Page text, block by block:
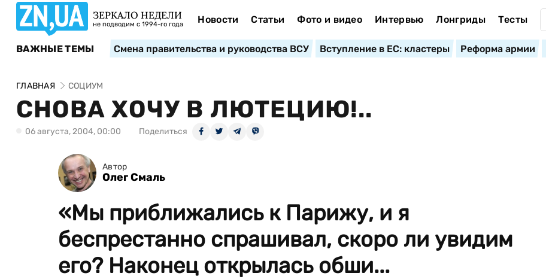
ЗЕРКАЛО НЕДЕЛИ
не подводим с 1994-го года Новости Статьи Фото и видео Интервью Лонгриды Тесты
ВАЖНЫЕ ТЕМЫ Смена правительства и руководства ВСУ Вступление в ЕС: кластеры Реформа армии
ГЛАВНАЯ СОЦИУМ
СНОВА ХОЧУ В ЛЮТЕЦИЮ!..
06 августа, 2004, 00:00 Поделиться
Автор
Олег Смаль
«Мы приближались к Парижу, и я
беспрестанно спрашивал, скоро ли увидим
его? Наконец открылась обши...